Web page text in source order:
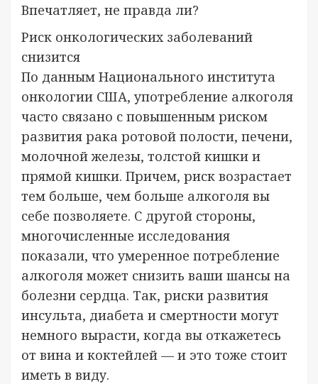
Впечатляет, не правда ли?
Риск онкологических заболеваний
снизится
По данным Национального института
онкологии США, употребление алкоголя
часто связано с повышенным риском
развития рака ротовой полости, печени,
молочной железы, толстой кишки и
прямой кишки. Причем, риск возрастает
тем больше, чем больше алкоголя вы
себе позволяете. С другой стороны,
многочисленные исследования
показали, что умеренное потребление
алкоголя может снизить ваши шансы на
болезни сердца. Так, риски развития
инсульта, диабета и смертности могут
немного вырасти, когда вы откажетесь
от вина и коктейлей — и это тоже стоит
иметь в виду.